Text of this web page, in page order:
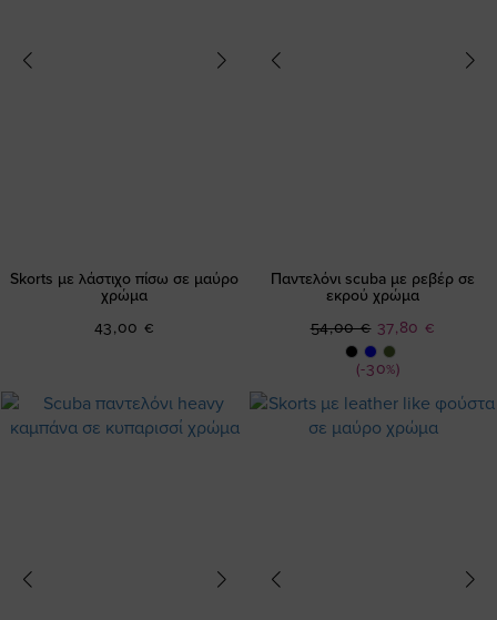
Skorts με λάστιχο πίσω σε μαύρο
χρώμα
43,00 €
Παντελόνι scuba με ρεβέρ σε
εκρού χρώμα
(-30%)
Ειδική
Τιμή
37,80 €
54,00 €